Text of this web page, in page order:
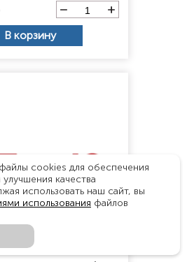
В корзину
cookies для обеспечения
качества
использовать наш сайт, вы
использования файлов